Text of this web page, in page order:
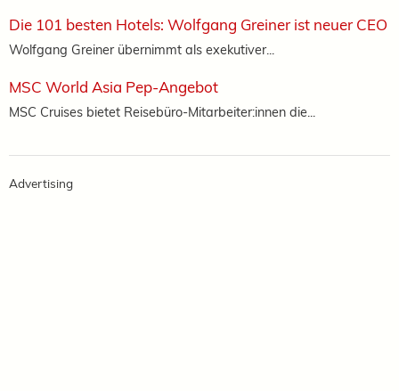
Die 101 besten Hotels: Wolfgang Greiner ist neuer CEO
Wolfgang Greiner übernimmt als exekutiver...
MSC World Asia Pep-Angebot
MSC Cruises bietet Reisebüro-Mitarbeiter:innen die...
Advertising